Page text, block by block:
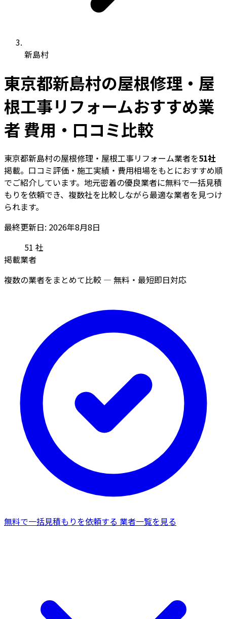
新島村
東京都新島村の屋根修理・屋
根工事リフォームおすすめ業
者 費用・口コミ比較
東京都新島村の屋根修理・屋根工事リフォーム業者を51社
掲載。口コミ評価・施工実績・費用相場をもとにおすすめ順
でご紹介しています。地元密着の優良業者に無料で一括見積
もりを依頼でき、複数社を比較しながら最適な業者を見つけ
られます。
最終更新日: 2026年8月8日
51 社
掲載業者
複数の業者をまとめて比較 — 無料・最短即日対応
無料で一括見積もりを依頼する 業者一覧を見る